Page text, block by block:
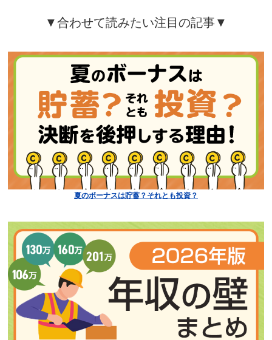
▼合わせて読みたい注目の記事▼
夏のボーナスは貯蓄？それとも投資？